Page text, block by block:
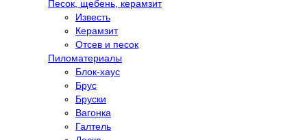
Песок, щебень, керамзит
Известь
Керамзит
Отсев и песок
Пиломатериалы
Блок-хаус
Брус
Бруски
Вагонка
Галтель